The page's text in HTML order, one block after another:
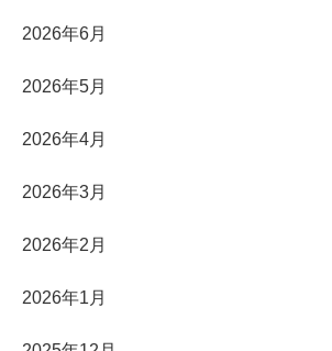
2026年6月
2026年5月
2026年4月
2026年3月
2026年2月
2026年1月